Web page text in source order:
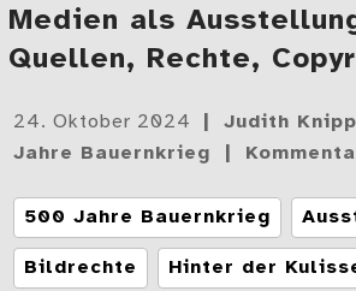
Medien als
Quellen, Rechte,
Gepostet
am
24. Oktober 2024 Judith
Jahre Bauernkrieg
Tags
500 Jahre Bauernkrieg
Bildrechte Hinter der